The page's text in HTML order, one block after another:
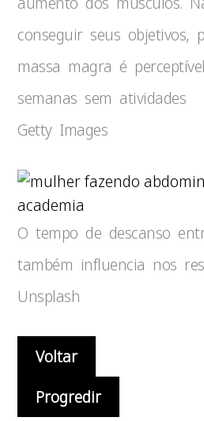
conseguir seus objetivos,
massa magra é
semanas sem atividades
Getty Images
academia
O tempo de descanso
também influencia nos
Unsplash
Voltar
Progredir